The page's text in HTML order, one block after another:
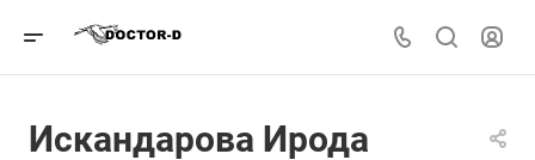
Искандарова Ирода